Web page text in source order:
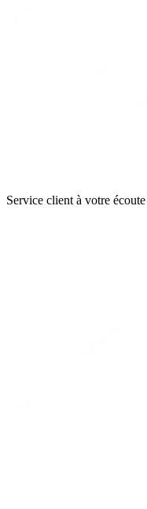
Service client à votre écoute